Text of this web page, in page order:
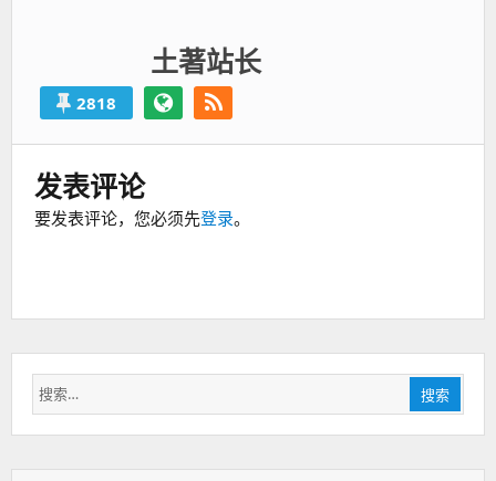
土著站长
2818
发表评论
要发表评论，您必须先登录。
搜
索：
搜索